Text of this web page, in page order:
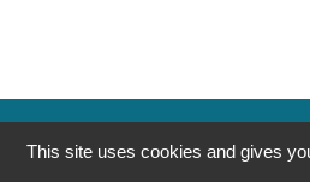
This site uses cookies and gives